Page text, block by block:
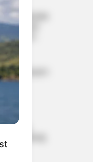
ഏഴ്
ഭാര്യയുടെ